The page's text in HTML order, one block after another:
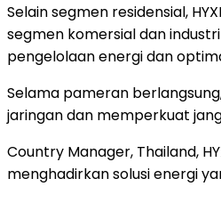
Selain segmen residensial,
segmen komersial dan
pengelolaan energi dan
Selama pameran
jaringan dan memperkuat
Country Manager, Thailand,
menghadirkan solusi energi